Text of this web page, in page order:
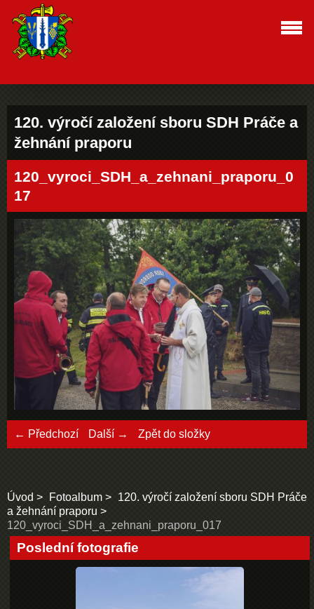
120. výročí založení sboru SDH Práče a
žehnání praporu
120_vyroci_SDH_a_zehnani_praporu_0
17
← Předchozí Další → Zpět do složky
Úvod Fotoalbum
120. výročí založení sboru SDH Práče
a žehnání praporu
120_vyroci_SDH_a_zehnani_praporu_017
Poslední fotografie